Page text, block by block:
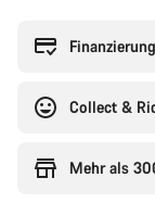
Collect &
Mehr als